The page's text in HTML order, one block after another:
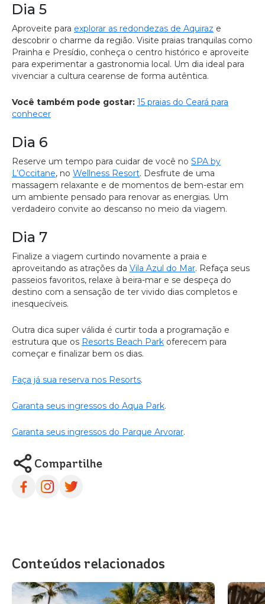
Dia 5
Aproveite para explorar as redondezas de Aquiraz e
descobrir o charme da região. Visite praias tranquilas como
Prainha e Presídio, conheça o centro histórico e aproveite
para experimentar a gastronomia local. Um dia ideal para
vivenciar a cultura cearense de forma autêntica.
Você também pode gostar: 15 praias do Ceará para
conhecer
Dia 6
Reserve um tempo para cuidar de você no SPA by
L’Occitane, no Wellness Resort. Desfrute de uma
massagem relaxante e de momentos de bem-estar em
um ambiente pensado para renovar as energias. Um
verdadeiro convite ao descanso no meio da viagem.
Dia 7
Finalize a viagem curtindo novamente a praia e
aproveitando as atrações da Vila Azul do Mar. Refaça seus
passeios favoritos, relaxe à beira-mar e se despeça do
destino com a sensação de ter vivido dias completos e
inesquecíveis.
Outra dica super válida é curtir toda a programação e
estrutura que os Resorts Beach Park oferecem para
começar e finalizar bem os dias.
Faça já sua reserva nos Resorts.
Garanta seus ingressos do Aqua Park.
Garanta seus ingressos do Parque Arvorar.
Compartilhe
Conteúdos relacionados